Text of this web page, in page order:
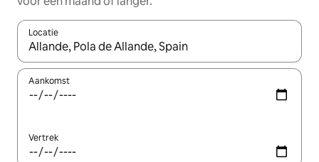
Locatie
Wanneer er resultaten beschikbaar zijn, maak je een keuze
Aankomst
Vertrek